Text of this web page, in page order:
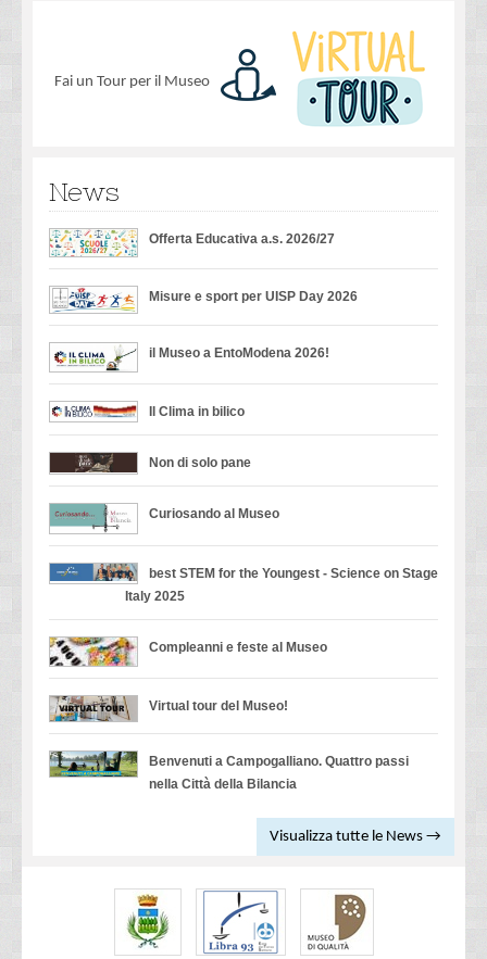
Fai un Tour per il Museo
News
Offerta Educativa a.s. 2026/27
Misure e sport per UISP Day 2026
il Museo a EntoModena 2026!
Il Clima in bilico
Non di solo pane
Curiosando al Museo
best STEM for the Youngest - Science on Stage
Italy 2025
Compleanni e feste al Museo
Virtual tour del Museo!
Benvenuti a Campogalliano. Quattro passi
nella Città della Bilancia
Visualizza tutte le News →